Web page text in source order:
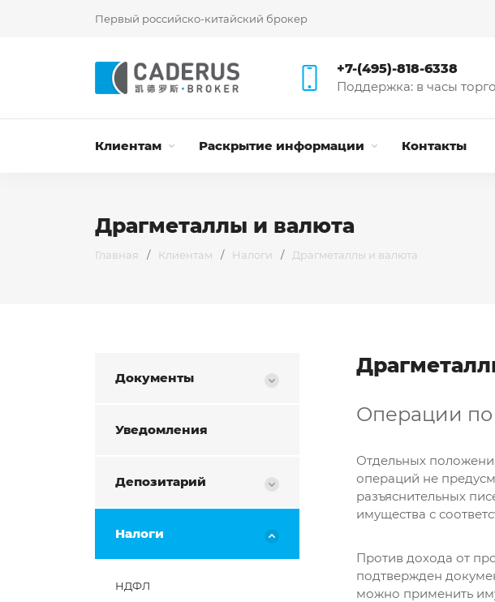
Первый российско-китайский брокер
+7-(495)-818-6338
Поддержка: в часы
Клиентам Раскрытие информации Контакты
Драгметаллы и валюта
Главная / Клиентам / Налоги / Драгметаллы и валюта
Документы
Уведомления
Депозитарий
Налоги
НДФЛ
Операции
Отдельных
операций не
разъяснительных
имущества с
Против дохода от
подтвержден
можно применить